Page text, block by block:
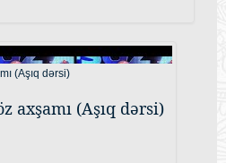
axşamı (Aşıq dərsi)